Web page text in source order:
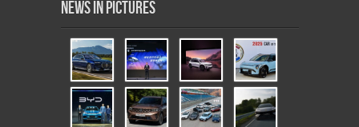
News in Pictures